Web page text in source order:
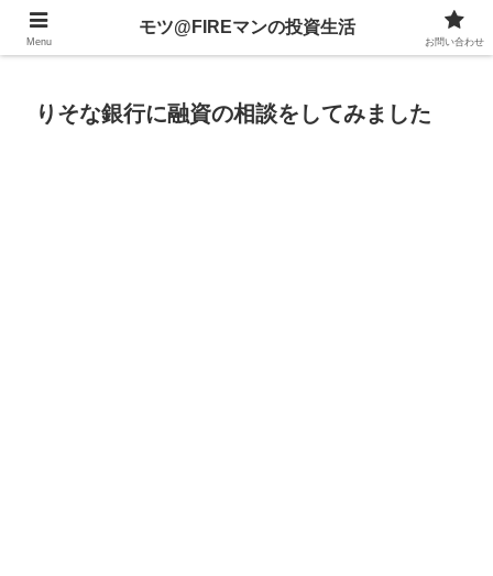
不動産、投資信託、暗号資産、株式、等々への投資について
りそな銀行に融資の相談をしてみました
Menu
モツ@FIREマンの投資生活
お問い合わせ